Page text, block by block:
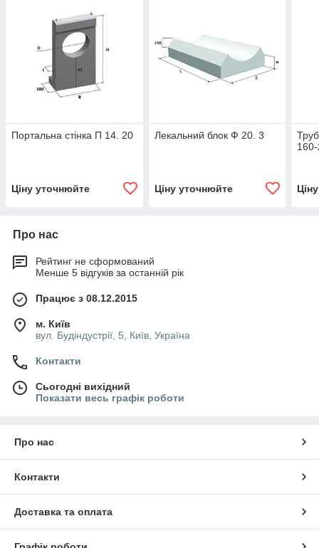
Портальна стінка П 14. 20
Ціну уточнюйте
Лекальний блок Ф 20. 3
Ціну уточнюйте
Про нас
Рейтинг не сформований
Менше 5 відгуків за останній рік
Працює з 08.12.2015
м. Київ
вул. Будіндустрії, 5, Київ, Україна
Контакти
Сьогодні вихідний
Показати весь графік роботи
Про нас
Контакти
Доставка та оплата